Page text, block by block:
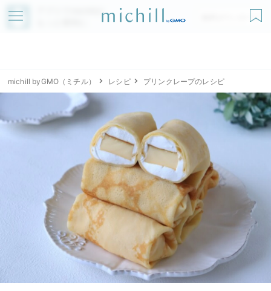
アプリでmichillが
無料ダウンロード
michill byGMO（ミチル） レシピ プリンクレープのレシピ